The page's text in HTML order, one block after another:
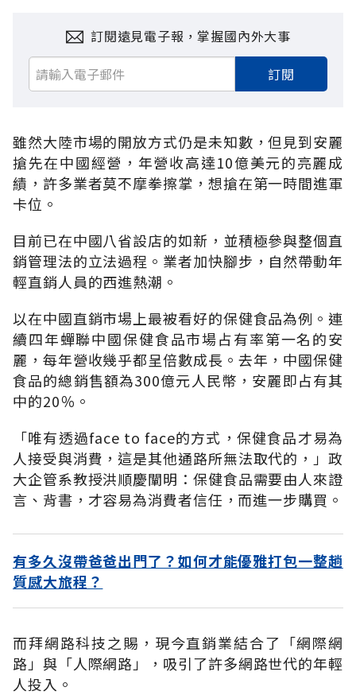
訂閱遠見電子報，掌握國內外大事
訂閱
雖然大陸市場的開放方式仍是未知數，但見到安麗
搶先在中國經營，年營收高達10億美元的亮麗成
績，許多業者莫不摩拳擦掌，想搶在第一時間進軍
卡位。
目前已在中國八省設店的如新，並積極參與整個直
銷管理法的立法過程。業者加快腳步，自然帶動年
輕直銷人員的西進熱潮。
以在中國直銷市場上最被看好的保健食品為例。連
續四年蟬聯中國保健食品市場占有率第一名的安
麗，每年營收幾乎都呈倍數成長。去年，中國保健
食品的總銷售額為300億元人民幣，安麗即占有其
中的20％。
「唯有透過face to face的方式，保健食品才易為
人接受與消費，這是其他通路所無法取代的，」政
大企管系教授洪順慶闡明：保健食品需要由人來證
言、背書，才容易為消費者信任，而進一步購買。
有多久沒帶爸爸出門了？如何才能優雅打包一整趟
質感大旅程？
而拜網路科技之賜，現今直銷業結合了「網際網
路」與「人際網路」，吸引了許多網路世代的年輕
人投入。